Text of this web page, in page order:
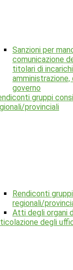
Sanzioni per
comunicazione
titolari di
amministrazione,
governo
gruppi
provinciali
Rendiconti
regionali/
Atti degli organi
degli